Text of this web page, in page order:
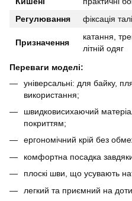
Регулювання
фіксація
Призначення
катання,
літній одяг
Переваги моделі:
універсальні: для байку,
використання;
швидковисихаючий
покриттям;
ергономічний крій без
комфортна посадка завдяки
плоскі шви, що усувають
легкий та приємний на